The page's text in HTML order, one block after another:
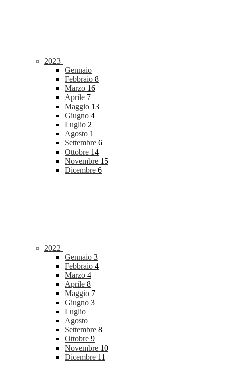
2023
Gennaio
Febbraio 8
Marzo 16
Aprile 7
Maggio 13
Giugno 4
Luglio 2
Agosto 1
Settembre 6
Ottobre 14
Novembre 15
Dicembre 6
2022
Gennaio 3
Febbraio 4
Marzo 4
Aprile 8
Maggio 7
Giugno 3
Luglio
Agosto
Settembre 8
Ottobre 9
Novembre 10
Dicembre 11